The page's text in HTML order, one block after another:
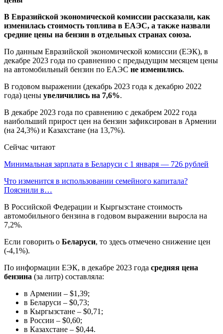
В Евразийской экономической комиссии рассказали, как
изменилась стоимость топлива в ЕАЭС, а также назвали
средние цены на бензин в отдельных странах союза.
По данным Евразийской экономической комиссии (ЕЭК), в
декабре 2023 года по сравнению с предыдущим месяцем цены
на автомобильный бензин по ЕАЭС не изменились.
В годовом выражении (декабрь 2023 года к декабрю 2022
года) цены увеличились на 7,6%.
В декабре 2023 года по сравнению с декабрем 2022 года
наибольший прирост цен на бензин зафиксирован в Армении
(на 24,3%) и Казахстане (на 13,7%).
Сейчас читают
Минимальная зарплата в Беларуси с 1 января — 726 рублей
Что изменится в использовании семейного капитала?
Пояснили в…
В Российской Федерации и Кыргызстане стоимость
автомобильного бензина в годовом выражении выросла на
7,2%.
Если говорить о Беларуси, то здесь отмечено снижение цен
(-4,1%).
По информации ЕЭК, в декабре 2023 года средняя цена
бензина (за литр) составляла:
в Армении – $1,39;
в Беларуси – $0,73;
в Кыргызстане – $0,71;
в России – $0,60;
в Казахстане – $0,44.